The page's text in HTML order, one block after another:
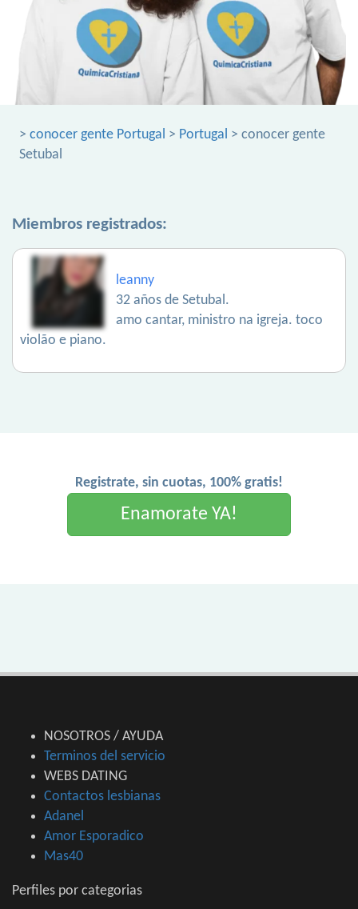
> conocer gente Portugal > Portugal > conocer gente
Setubal
Miembros registrados:
leanny
32 años de Setubal.
amo cantar, ministro na igreja. toco
violão e piano.
Registrate, sin cuotas, 100% gratis!
Enamorate YA!
NOSOTROS / AYUDA
Terminos del servicio
WEBS DATING
Contactos lesbianas
Adanel
Amor Esporadico
Mas40
Perfiles por categorias